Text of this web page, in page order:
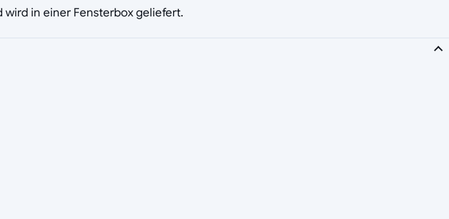
wird in einer Fensterbox geliefert.